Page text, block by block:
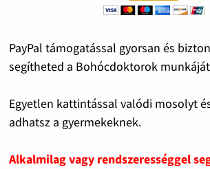
PayPal támogatással gyorsan és
segítheted a Bohócdoktorok
Egyetlen kattintással valódi mosolyt
adhatsz a gyermekeknek.
Alkalmilag vagy rendszerességgel